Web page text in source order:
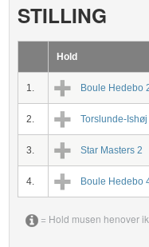
STILLING
Hold
1. Boule Hedebo
2. Torslunde-Ishøj
3. Star Masters 2
4. Boule Hedebo
= Hold musen henover